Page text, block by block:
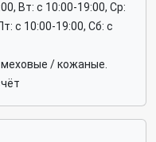
Вт: c 10:00-19:00, Ср:
c 10:00-19:00, Сб: c
/ кожаные.